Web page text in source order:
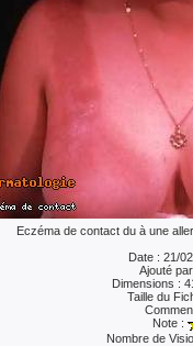
Eczéma de contact du à une
Date : 21/
Ajouté
Dimensions :
Taille du
Note :
Nombre de